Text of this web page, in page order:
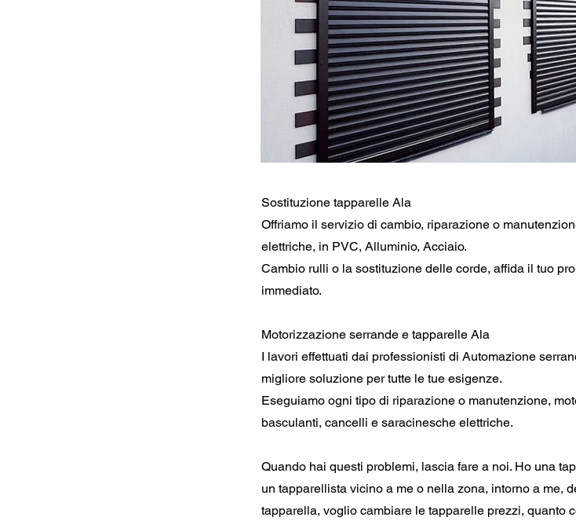
Sostituzione tapparelle Ala
Offriamo il servizio di cambio, riparazione o
elettriche, in PVC, Alluminio, Acciaio.
Cambio rulli o la sostituzione delle corde, affida il tuo
immediato.
Motorizzazione serrande e tapparelle Ala
I lavori effettuati dai professionisti di Automazione
migliore soluzione per tutte le tue esigenze.
Eseguiamo ogni tipo di riparazione o manutenzione,
basculanti, cancelli e saracinesche elettriche.
Quando hai questi problemi, lascia fare a noi. Ho una
un tapparellista vicino a me o nella zona, intorno a me,
tapparella, voglio cambiare le tapparelle prezzi, quanto